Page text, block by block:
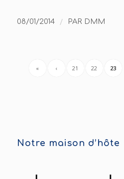
08/01/2014 / PAR DMM
« ‹ 21 22 23
Notre maison d’hôte